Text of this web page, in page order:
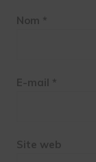
Nom *
E-mail *
Site web